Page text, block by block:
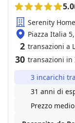
5.0
Serenity
Piazza Italia
2 transazioni a
30 transazioni in
3 incarichi
31 anni di
Prezzo